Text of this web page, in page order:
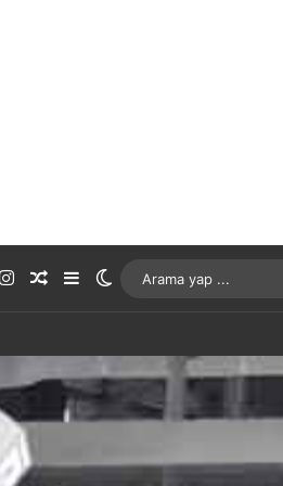
InstagramRastgele Makale
Kenar Bölmesi
Dış görünümü değiştir